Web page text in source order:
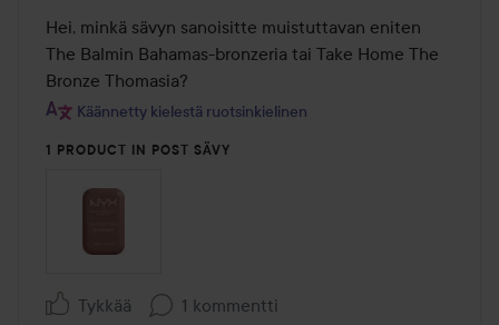
Hei, minkä sävyn sanoisitte muistuttavan eniten
The Balmin Bahamas-bronzeria tai Take Home The
Bronze Thomasia?
Käännetty kielestä ruotsinkielinen
1 PRODUCT IN POST SÄVY
Tykkää 1 kommentti